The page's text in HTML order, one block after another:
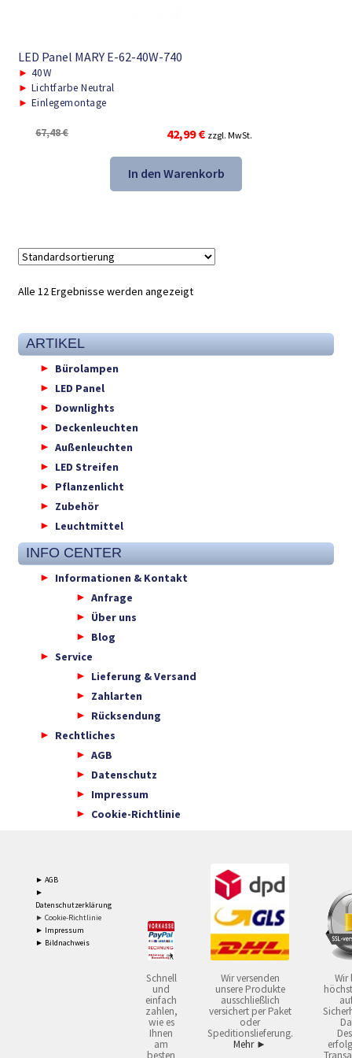
LED Panel MARY E-62-40W-740
► 40W
► Lichtfarbe Neutral
► Einlegemontage
67,48€
Ursprünglicher
war:
67,48 €
42,99€Aktueller
ist:
42,99 €.
zzgl. MwSt.
In den Warenkorb
Alle 12 Ergebnisse werden angezeigt
ARTIKEL
Bürolampen
LED Panel
Downlights
Deckenleuchten
Außenleuchten
LED Streifen
Pflanzenlicht
Zubehör
Leuchtmittel
INFO CENTER
Informationen & Kontakt
Anfrage
Über uns
Blog
Service
Lieferung & Versand
Zahlarten
Rücksendung
Rechtliches
AGB
Datenschutz
Impressum
Cookie-Richtlinie
► AGB
►
Datenschutzerklärung
► Cookie-Richtlinie
► Impressum
► Bildnachweis
Schnell
und
einfach
zahlen,
wie es
Ihnen
am
Wir versenden
unsere Produkte
ausschließlich
versichert per Paket
oder
Speditionslieferung.
Mehr ►
Wir